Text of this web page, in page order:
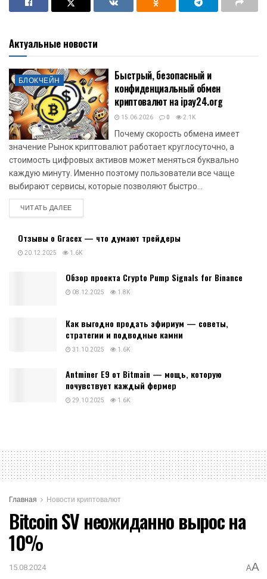
Актуальные новости
БЛОКЧЕЙН
Быстрый, безопасный и
конфиденциальный обмен
криптовалют на ipay24.org
15.06.2026 0 2.1K
Почему скорость обмена имеет
значение Рынок криптовалют работает круглосуточно, а
стоимость цифровых активов может меняться буквально
каждую минуту. Именно поэтому пользователи все чаще
выбирают сервисы, которые позволяют быстро...
ЧИТАТЬ ДАЛЕЕDETAILS
Отзывы о Gracex — что думают трейдеры
20.12.2025 1.6K
Обзор проекта Crypto Pump Signals for Binance
08.12.2025 1.8K
Как выгодно продать эфириум — советы,
стратегии и подводные камни
31.10.2025 1.6K
Antminer E9 от Bitmain — мощь, которую
почувствует каждый фермер
29.10.2025 1.6K
Главная Новости криптовалют
Bitcoin SV неожиданно вырос на
10%
15.08.2024 AA